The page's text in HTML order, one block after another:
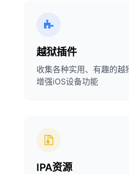
越狱插件
收集各种实用、有趣的越
增强iOS设备功能
IPA资源